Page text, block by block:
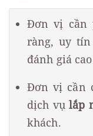
Đơn vị cần
ràng, uy
đánh giá
Đơn vị cần
dịch vụlắp
khách.